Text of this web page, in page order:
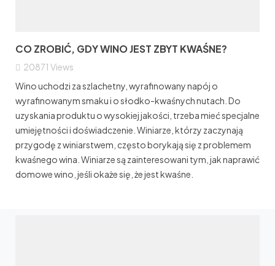
CO ZROBIĆ, GDY WINO JEST ZBYT KWAŚNE?
20871 Views
Wino uchodzi za szlachetny, wyrafinowany napój o
wyrafinowanym smaku i o słodko-kwaśnych nutach. Do
uzyskania produktu o wysokiej jakości, trzeba mieć specjalne
umiejętności i doświadczenie. Winiarze, którzy zaczynają
przygodę z winiarstwem, często borykają się z problemem
kwaśnego wina. Winiarze są zainteresowani tym, jak naprawić
domowe wino, jeśli okaże się, że jest kwaśne.